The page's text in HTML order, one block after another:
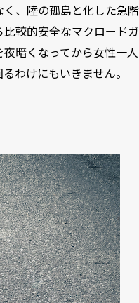
、陸の孤島と化した急階
較的安全なマクロードガ
暗くなってから女性一人
わけにもいきません。